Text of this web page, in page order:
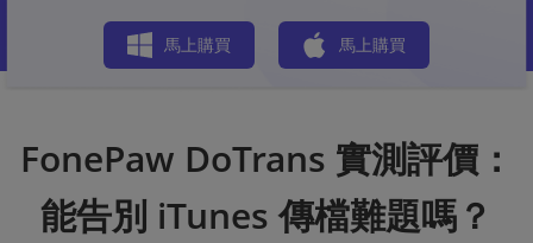
馬上購買 馬上購買
FonePaw DoTrans 實測評價：
能告別 iTunes 傳檔難題嗎？